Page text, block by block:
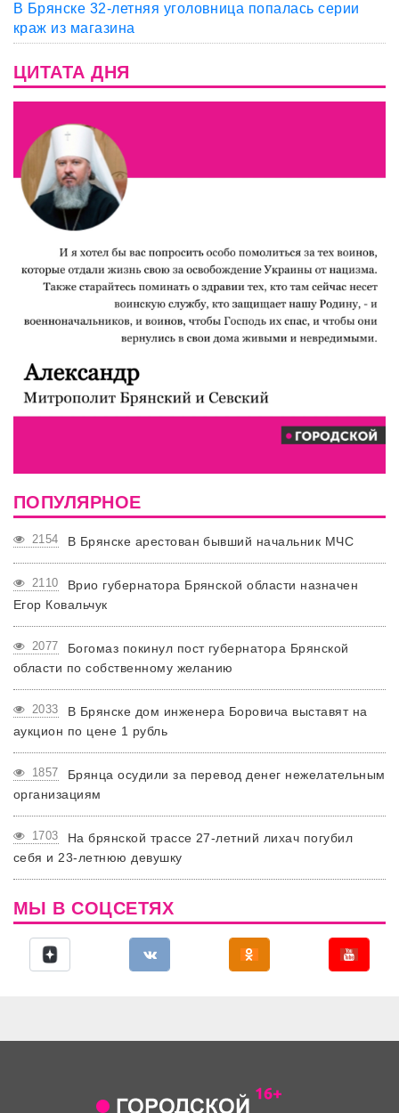
В Брянске 32-летняя уголовница попалась серии
краж из магазина
ЦИТАТА ДНЯ
ПОПУЛЯРНОЕ
2154 В Брянске арестован бывший начальник МЧС
2110
Врио губернатора Брянской области назначен
Егор Ковальчук
2077
Богомаз покинул пост губернатора Брянской
области по собственному желанию
2033
В Брянске дом инженера Боровича выставят на
аукцион по цене 1 рубль
1857
Брянца осудили за перевод денег нежелательным
организациям
1703
На брянской трассе 27-летний лихач погубил
себя и 23-летнюю девушку
МЫ В СОЦСЕТЯХ